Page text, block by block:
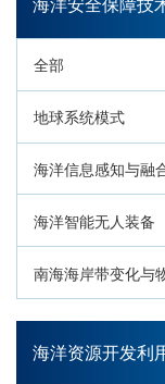
全部
地球系统模式
海洋信息感知与融
海洋智能无人装备
南海海岸带变化与
环南海地质过程与
海洋资源开发利